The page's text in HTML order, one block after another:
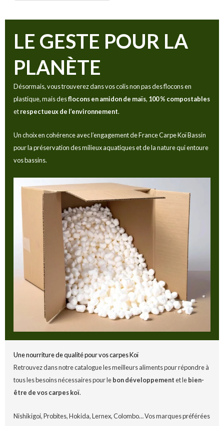
LE GESTE POUR LA
PLANÈTE
Désormais, vous trouverez dans vos colis non pas des flocons en
plastique, mais desflocons en amidon de maïs, 100 % compostables
etrespectueux de l’environnement.
Un choix en cohérence avec l’engagement de France Carpe Koï Bassin
pour la préservation des milieux aquatiques et de la nature qui entoure
vos bassins.
Une nourriture de qualité pour vos carpes Koï
Retrouvez dans notre catalogue les meilleurs aliments pour répondre à
tous les besoins nécessaires pour lebon développementet lebien-
être de vos carpes koï.
Nishikigoi, Probites, Hokida, Lernex, Colombo… Vos marques préférées